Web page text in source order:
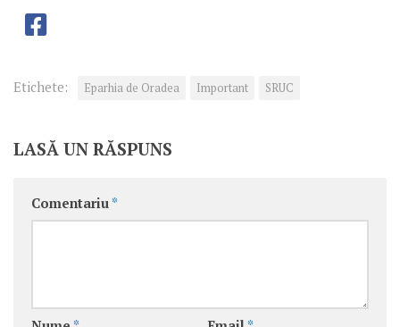
Etichete: Eparhia de Oradea Important SRUC
LASĂ UN RĂSPUNS
Comentariu *